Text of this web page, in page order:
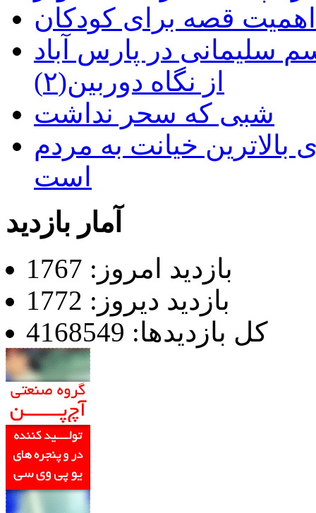
سلیمانی در پارس آباد
از نگاه دوربین(۲)
شبی که سحر نداشت
خیانت به مردم
است
آمار بازدید
بازدید امروز: 1767
بازدید دیروز: 1772
کل بازدیدها: 4168549